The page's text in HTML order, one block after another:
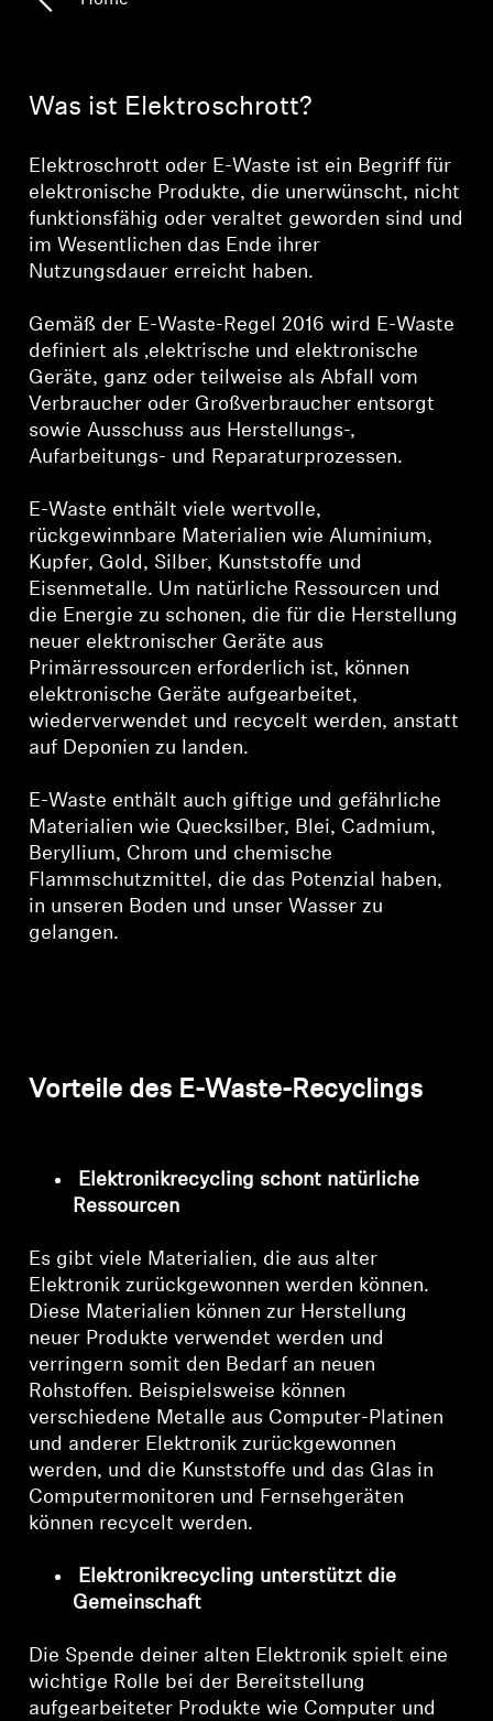
Hearing
TV-Kopfhörer
Original-Hörteile & Zubehör
Soundbars
AMBEO Soundbars und Subs
AMBEO entdecken
AMBEO Ersatzteile & Zubehör
Innovationen
Soundspace
Was ist Elektroschrott?
Elektroschrott oder E-Waste ist ein Begriff für
elektronische Produkte, die unerwünscht, nicht
funktionsfähig oder veraltet geworden sind und
im Wesentlichen das Ende ihrer
Nutzungsdauer erreicht haben.
Gemäß der E-Waste-Regel 2016 wird E-Waste
definiert als ‚elektrische und elektronische
Geräte, ganz oder teilweise als Abfall vom
Verbraucher oder Großverbraucher entsorgt
sowie Ausschuss aus Herstellungs-,
Aufarbeitungs- und Reparaturprozessen.
E-Waste enthält viele wertvolle,
rückgewinnbare Materialien wie Aluminium,
Kupfer, Gold, Silber, Kunststoffe und
Eisenmetalle. Um natürliche Ressourcen und
die Energie zu schonen, die für die Herstellung
neuer elektronischer Geräte aus
Primärressourcen erforderlich ist, können
elektronische Geräte aufgearbeitet,
wiederverwendet und recycelt werden, anstatt
auf Deponien zu landen.
E-Waste enthält auch giftige und gefährliche
Materialien wie Quecksilber, Blei, Cadmium,
Beryllium, Chrom und chemische
Flammschutzmittel, die das Potenzial haben,
in unseren Boden und unser Wasser zu
gelangen.
Vorteile des E-Waste-Recyclings
Elektronikrecycling schont natürliche
Ressourcen
Es gibt viele Materialien, die aus alter
Elektronik zurückgewonnen werden können.
Diese Materialien können zur Herstellung
neuer Produkte verwendet werden und
verringern somit den Bedarf an neuen
Rohstoffen. Beispielsweise können
verschiedene Metalle aus Computer-Platinen
und anderer Elektronik zurückgewonnen
werden, und die Kunststoffe und das Glas in
Computermonitoren und Fernsehgeräten
können recycelt werden.
Elektronikrecycling unterstützt die
Gemeinschaft
Die Spende deiner alten Elektronik spielt eine
wichtige Rolle bei der Bereitstellung
aufgearbeiteter Produkte wie Computer und